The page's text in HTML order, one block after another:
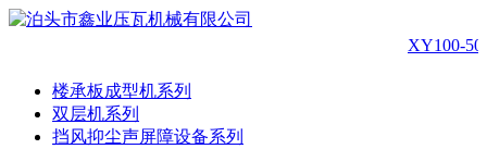
XY100-
楼承板成型机系列
双层机系列
挡风抑尘声屏障设备系列